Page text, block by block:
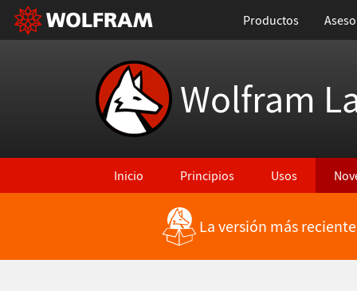
Productos
Wolfram
Inicio Principios Usos
Regresar a Características más recientes
La versión más